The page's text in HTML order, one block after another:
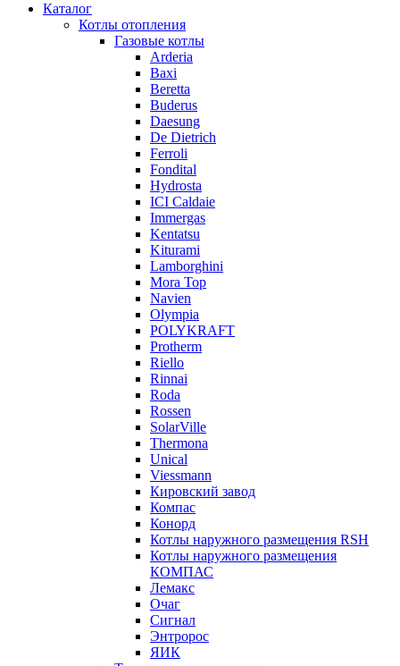
Каталог
Котлы отопления
Газовые котлы
Arderia
Baxi
Beretta
Buderus
Daesung
De Dietrich
Ferroli
Fondital
Hydrosta
ICI Caldaie
Immergas
Kentatsu
Kiturami
Lamborghini
Mora Top
Navien
Olympia
POLYKRAFT
Protherm
Riello
Rinnai
Roda
Rossen
SolarVille
Thermona
Unical
Viessmann
Кировский завод
Компас
Конорд
Котлы наружного размещения RSH
Котлы наружного размещения
КОМПАС
Лемакс
Очаг
Сигнал
Энтророс
ЯИК